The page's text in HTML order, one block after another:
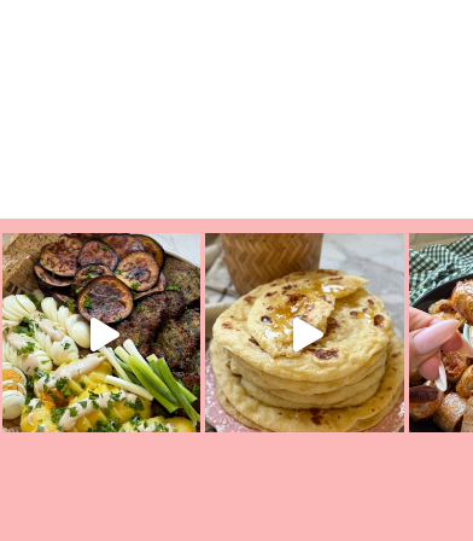
מעול
לאכול משהו אז מה בשבילכם? בפ
פסטל טוניסאי לתשעת הימים, חשבתי מה לחדש לכם
אורז יצירתי לתשעת